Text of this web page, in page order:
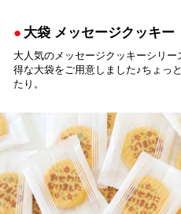
● 大袋 メッセージクッキー
大人気のメッセージクッキーシリ
得な大袋をご用意しました♪ちょっ
たり。